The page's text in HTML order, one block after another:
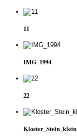
11
IMG_1994
22
Kloster_Stein_klein